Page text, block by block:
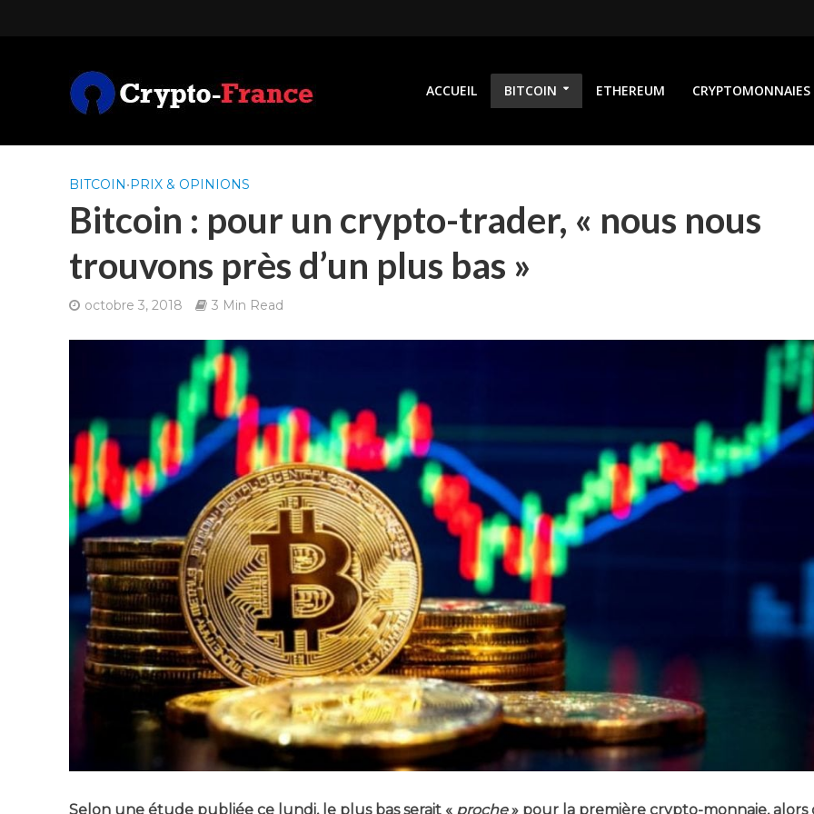
ACCUEIL BITCOIN ETHEREUM CRYPTOMONNAIES
BITCOIN•PRIX & OPINIONS
Bitcoin : pour un crypto-trader, « nous nous
trouvons près d’un plus bas »
octobre 3, 2018 3 Min Read
Selon une étude publiée ce lun­di, le plus bas serait « proche» pour la pre­mière cryp­to-mon­naie, alors